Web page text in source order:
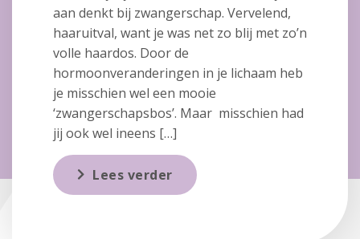
aan denkt bij zwangerschap. Vervelend,
haaruitval, want je was net zo blij met zo’n
volle haardos. Door de
hormoonveranderingen in je lichaam heb
je misschien wel een mooie
‘zwangerschapsbos’. Maar misschien had
jij ook wel ineens […]
Lees verder